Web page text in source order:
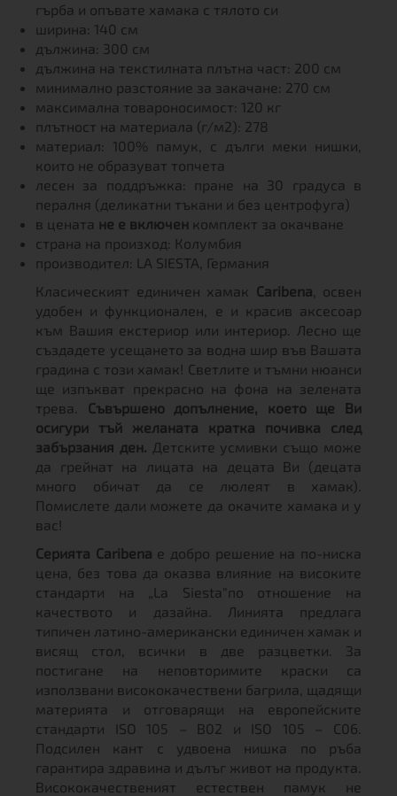
гърба и опъвате хамака с тялото си
ширина: 140 см
дължина: 300 см
дължина на текстилната плътна част: 200 см
минимално разстояние за закачане: 270 см
максимална товароносимост: 120 кг
плътност на материала (г/м2): 278
материал: 100% памук, с дълги меки нишки,
които не образуват топчета
лесен за поддръжка: пране на 30 градуса в
пералня (деликатни тъкани и без центрофуга)
в цената не е включен комплект за окачване
страна на произход: Колумбия
производител: LA SIESTA, Германия
Класическият единичен хамак Caribena , освен
удобен и функционален, е и красив аксесоар
към Вашия екстериор или интериор. Лесно ще
създадете усещането за водна шир във Вашата
градина с този хамак! Светлите и тъмни нюанси
ще изпъкват прекрасно на фона на зелената
трева. Съвършено допълнение, което ще Ви
осигури тъй желаната кратка почивка след
забързания ден. Детските усмивки също може
да грейнат на лицата на децата Ви (децата
много обичат да се люлеят в хамак).
Помислете дали можете да окачите хамака и у
вас!
Серията Caribena е добро решение на по-ниска
цена, без това да оказва влияние на високите
стандарти на „La Siesta"по отношение на
качеството и дазайна. Линията предлага
типичен латино-американски единичен хамак и
висящ стол, всички в две разцветки. За
постигане на неповторимите краски са
използвани висококачествени багрила, щадящи
материята и отговарящи на европейските
стандарти ISO 105 – B02 и ISO 105 – C06.
Подсилен кант с удвоена нишка по ръба
гарантира здравина и дълъг живот на продукта.
Висококачественият естествен памук не